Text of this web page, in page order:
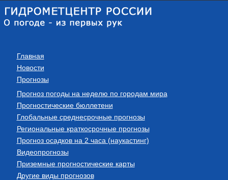
Главная
Новости
Прогнозы
Прогноз погоды на неделю по городам мира
Прогностические бюллетени
Глобальные среднесрочные прогнозы
Региональные краткосрочные прогнозы
Прогноз осадков на 2 часа (наукастинг)
Видеопрогнозы
Приземные прогностические карты
Другие виды прогнозов